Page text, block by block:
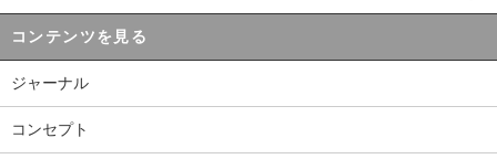
コンテンツを見る
ジャーナル
コンセプト